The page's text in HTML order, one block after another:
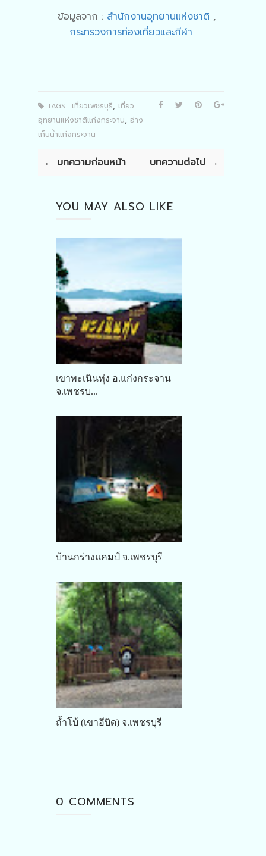
ข้อมูลจาก : สำนักงานอุทยานแห่งชาติ ,
กระทรวงการท่องเที่ยวและกีฬา
TAGS : เที่ยวเพชรบุรี, เที่ยว
อุทยานแห่งชาติแก่งกระจาน, อ่าง
เก็บน้ำแก่งกระจาน
← บทความก่อนหน้า บทความต่อไป →
YOU MAY ALSO LIKE
เขาพะเนินทุ่ง อ.แก่งกระจาน
จ.เพชรบ...
บ้านกร่างแคมป์ จ.เพชรบุรี
ถ้ำโบ้ (เขาอีบิด) จ.เพชรบุรี
0 COMMENTS